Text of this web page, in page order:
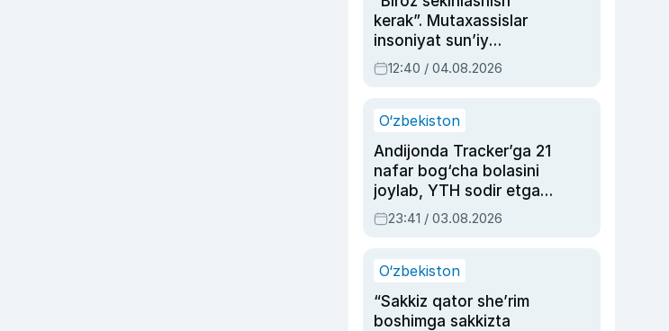
kerak”. Mutaxassislar
insoniyat sun’iy
intellektni boshqara
olmay qolishidan xavotir
12:40 / 04.08.2026
O‘zbekiston
Andijonda Tracker’ga 21
nafar bog‘cha bolasini
joylab, YTH sodir etgan
ayolga sud hukmi o‘qildi
23:41 / 03.08.2026
O‘zbekiston
“Sakkiz qator she’rim
boshimga sakkizta